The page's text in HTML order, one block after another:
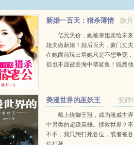
歆月
新婚一百天：猎杀薄情
首席亿元天价，她被亲姐卖给未来
姐夫做新娘！婚后百天，豪门丈夫
在她面前玩出墙她只是不想争宠，
但也不愿被丢海中喂鲨鱼！既然他
安静l
美漫世界的巫妖王
戴上统御王冠，成为漫威世界
中另类的超级英雄。拯救世界？不
不不，我只想打死各位，或者被各